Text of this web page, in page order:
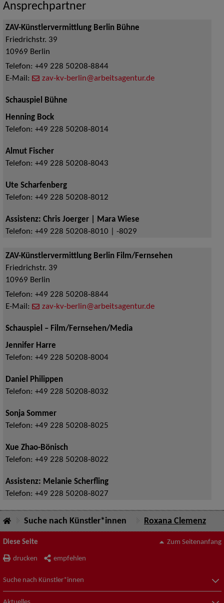
Ansprechpartner
ZAV-Künstlervermittlung Berlin Bühne
Friedrichstr. 39
10969 Berlin
Telefon: +49 228 50208-8844
E-Mail:
zav-kv-berlin@arbeitsagentur.de
Schauspiel Bühne
Henning Bock
Telefon: +49 228 50208-8014
Almut Fischer
Telefon: +49 228 50208-8043
Ute Scharfenberg
Telefon: +49 228 50208-8012
Assistenz: Chris Joerger | Mara Wiese
Telefon: +49 228 50208-8010 | -8029
ZAV-Künstlervermittlung Berlin Film/Fernsehen
Friedrichstr. 39
10969 Berlin
Telefon: +49 228 50208-8844
E-Mail:
zav-kv-berlin@arbeitsagentur.de
Schauspiel – Film/Fernsehen/Media
Jennifer Harre
Telefon: +49 228 50208-8004
Daniel Philippen
Telefon: +49 228 50208-8032
Sonja Sommer
Telefon: +49 228 50208-8025
Xue Zhao-Bönisch
Telefon: +49 228 50208-8022
Assistenz: Melanie Scherfling
Telefon: +49 228 50208-8027
Suche nach Künstler*innen Roxana Clemenz
Diese Seite
drucken empfehlen
Zum Seitenanfang
Suche nach Künstler*innen